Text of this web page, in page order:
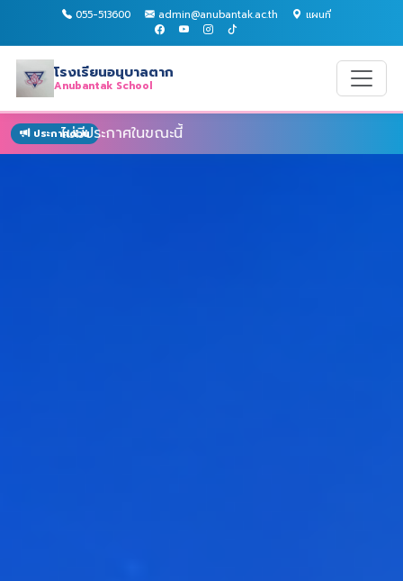
055-513600 admin@anubantak.ac.th แผนที่
โรงเรียนอนุบาลตาก
Anubantak School
ประกาศด่วน
ไม่มีประกาศในขณะนี้